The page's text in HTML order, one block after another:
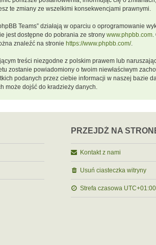
te zmiany ze wszelkimi konsekwencjami prawnymi.
Teams” działają w oparciu o
jest dostępne do pobrania ze strony www.phpbb.com.
znaleźć na stronie https://www.phpbb.com/.
treści niezgodne z polskim prawem lub
powiadomiony o twoim niewłaściwym
podanych przez ciebie informacji w naszej bazie
może dojść do kradzieży danych.
PRZEJDŹ NA
Kontakt z nami
Usuń ciasteczka witryny
Strefa czasowa UTC+01:00